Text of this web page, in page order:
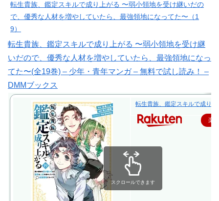
転生貴族、鑑定スキルで成り上がる 〜弱小領地を受け継いだの
で、優秀な人材を増やしていたら、最強領地になってた〜（1
9）
転生貴族、鑑定スキルで成り上がる 〜弱小領地を受け継
いだので、優秀な人材を増やしていたら、最強領地になっ
てた〜(全19巻) – 少年・青年マンガ – 無料で試し読み！ –
DMMブックス
転生貴族、鑑定スキルで成り
楽
スクロールできます